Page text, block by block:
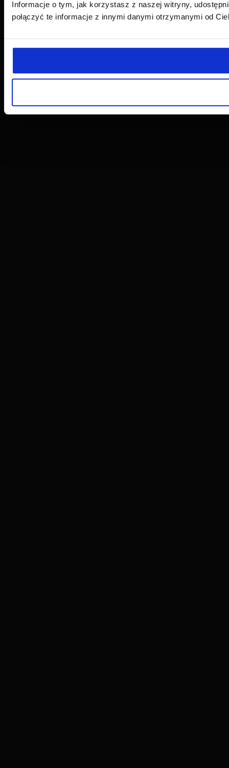
Informacje o tym, jak korzystasz z naszej witryny,
połączyć te informacje z innymi danymi otrzymanymi od